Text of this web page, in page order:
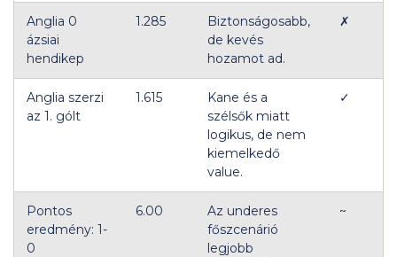
Anglia 0
ázsiai
hendikep
1.285
Biztonságosabb,
de kevés
hozamot ad.
✗
Anglia szerzi
az 1. gólt
1.615
Kane és a
szélsők miatt
logikus, de nem
kiemelkedő
value.
✓
Pontos
eredmény: 1-
0
6.00
Az underes
főszcenárió
legjobb
~